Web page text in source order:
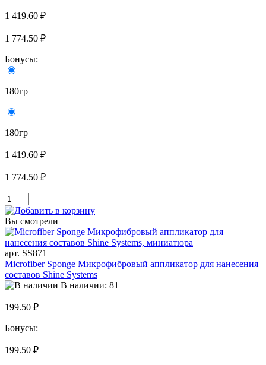
1 419.60 ₽
1 774.50 ₽
Бонусы:
180гр
180гр
1 419.60 ₽
1 774.50 ₽
Вы смотрели
арт. SS871
Microfiber Sponge Микрофибровый аппликатор для нанесения
составов Shine Systems
В наличии: 81
199.50 ₽
Бонусы:
199.50 ₽